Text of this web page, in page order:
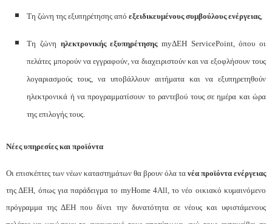
Τη ζώνη της εξυπηρέτησης απόεξειδικευμένους συμβούλους ενέργειας,
Τη ζώνη ηλεκτρονικής εξυπηρέτησηςmyΔΕΗ ServicePoint, όπου οι
πελάτες μπορούν να εγγραφούν, να διαχειριστούν και να εξοφλήσουν τους
λογαριασμούς τους, να υποβάλλουν αιτήματα και να εξυπηρετηθούν
ηλεκτρονικά ή να προγραμματίσουν το ραντεβού τους σε ημέρα και ώρα
της επιλογής τους.
Νέες υπηρεσίες και προϊόντα
Οι επισκέπτες των νέων καταστημάτων θα βρουν όλα τα νέα προϊόντα ενέργειας
της ΔΕΗ, όπως για παράδειγμα το myHome 4All, το νέο οικιακό κυμαινόμενο
πρόγραμμα της ΔΕΗ που δίνει την δυνατότητα σε νέους και υφιστάμενους